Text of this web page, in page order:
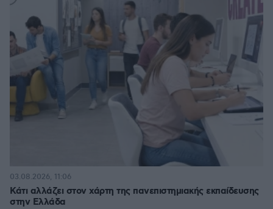
Κάτι αλλάζει στον χάρτη της πανεπιστημιακής εκπαίδευσης
στην Ελλάδα
03.08.2026, 11:06